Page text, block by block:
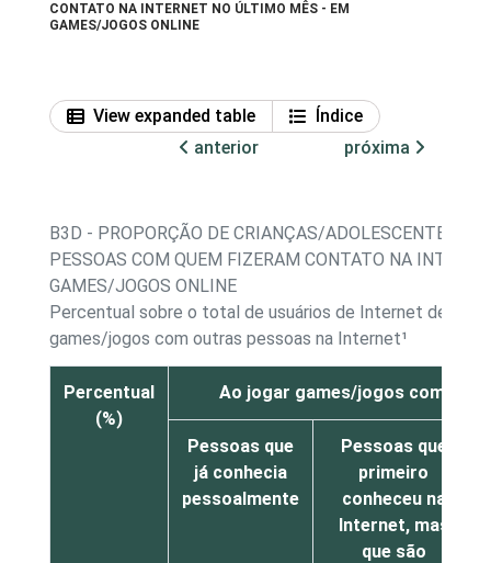
CONTATO NA INTERNET NO ÚLTIMO MÊS - EM
GAMES/JOGOS ONLINE
View expanded table
Índice
anterior
próxima
B3D - PROPORÇÃO DE CRIANÇAS/ADOLESCENTES,
PESSOAS COM QUEM FIZERAM CONTATO NA
GAMES/JOGOS ONLINE
Percentual sobre o total de usuários de Internet de 11 a
games/jogos com outras pessoas na Internet¹
Percentual
(%)
Ao jogar games/jogos com
Pessoas que
já conhecia
pessoalmente
Pessoas que
primeiro
conheceu na
Internet, mas
que são